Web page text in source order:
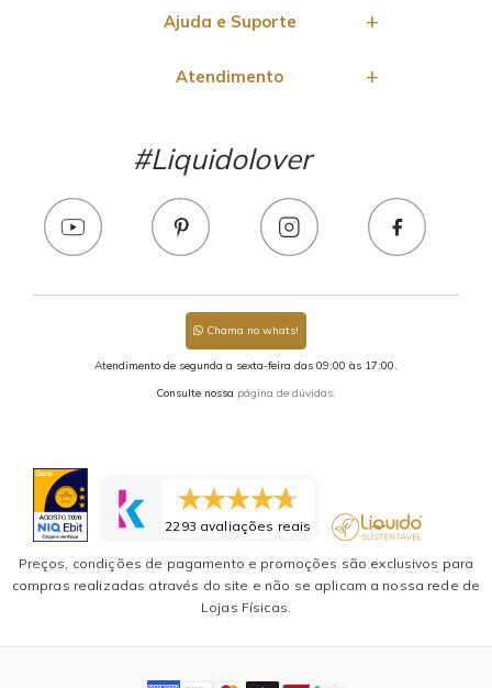
Ajuda e Suporte
Atendimento
#Liquidolover
Chama no whats!
Atendimento de segunda a sexta-feira das 09:00 às 17:00.
Consulte nossa página de dúvidas.
2293 avaliações reais
Preços, condições de pagamento e promoções são exclusivos para
compras realizadas através do site e não se aplicam a nossa rede de
Lojas Físicas.